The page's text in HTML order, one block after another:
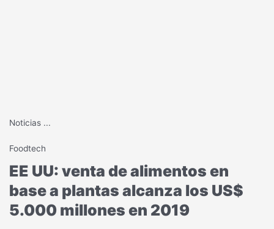
Noticias ...
Foodtech
EE UU: venta de alimentos en
base a plantas alcanza los US$
5.000 millones en 2019